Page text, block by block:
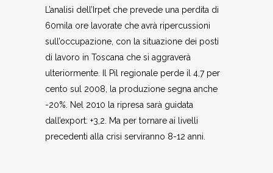
L’analisi dell’Irpet che prevede una perdita di
60mila ore lavorate che avrà ripercussioni
sull’occupazione, con la situazione dei posti
di lavoro in Toscana che si aggraverà
ulteriormente. Il Pil regionale perde il 4,7 per
cento sul 2008, la produzione segna anche
-20%. Nel 2010 la ripresa sarà guidata
dall’export: +3,2. Ma per tornare ai livelli
precedenti alla crisi serviranno 8-12 anni.